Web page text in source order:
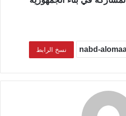
نسخ الرابط